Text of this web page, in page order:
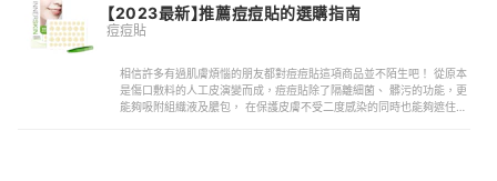
【2023最新】推薦痘痘貼的選購指南
痘痘貼
相信許多有過肌膚煩惱的朋友都對痘痘貼這項商品並不陌生吧！ 從原本
是傷口敷料的人工皮演變而成，痘痘貼除了隔離細菌、 髒污的功能，更
能夠吸附組織液及膿包， 在保護皮膚不受二度感染的同時也能夠遮住瑕